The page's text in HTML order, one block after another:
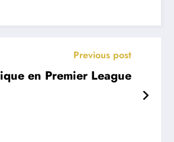
Previous post
en Premier League